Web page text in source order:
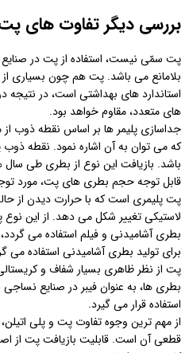
بررسی دیگر تفاوت های
پت سمّی نیست، استفاده از پت در صنایع
بلامانع می باشد. پت هم چون بسیاری
استاندارد های بهداشتی است، در نتیجه در
های متعدد، مقاوم خواهد بود.
جداسازی پلیمر ها بر اساس نقطه ذوب
باشد. بازیافت این نوع از بطری طی سال
قابل توجه حجم بطری های پت، مورد
پت پلیمری است که با حرارت دیدن از
لاستیکی تغییر شکل می دهد. از این نوع
بطری آشامیدنی و فیلم استفاده می
برای تولید بطری آشامیدنی استفاده می
پت از نظر ظاهری بسیار شفاف و
بطری ها، به عنوان فیبر در صنایع نساجی
استفاده قرار می گیرد.
از مهم ترین وجوه تفاوت پت و پلی
قطعی آن است. قابلیت بازیافت پت از